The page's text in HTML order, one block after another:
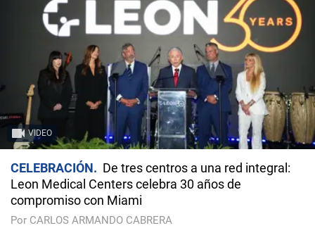
VIDEO
CELEBRACIÓN
De tres centros a una red integral:
Leon Medical Centers celebra 30 años de
compromiso con Miami
Por CARLOS ARMANDO CABRERA